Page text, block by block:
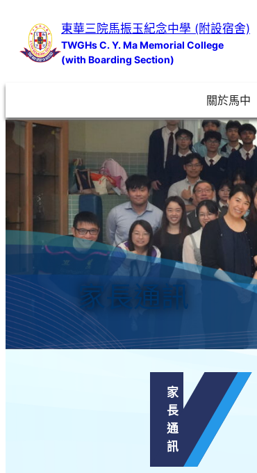
內
東華三院馬振玉紀念中學 (附設宿舍)
TWGHs C. Y. Ma Memorial College
(with Boarding Section)
關於馬中
家長通訊
家
長
通
訊